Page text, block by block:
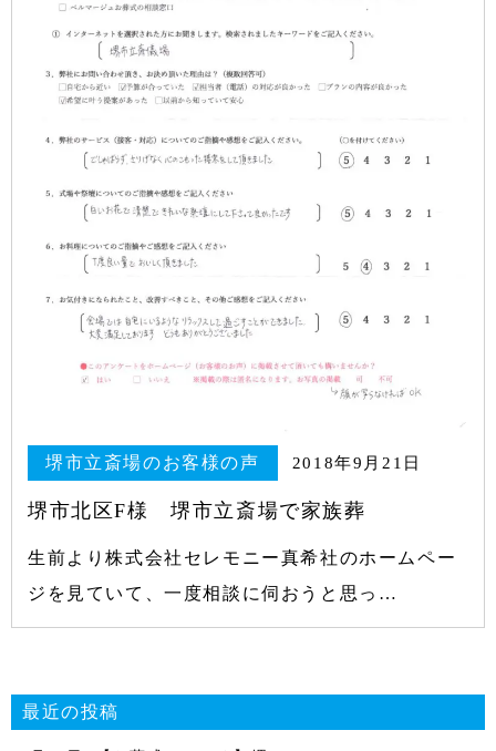
堺市立斎場のお客様の声 2018年9月21日
堺市北区F様 堺市立斎場で家族葬
生前より株式会社セレモニー真希社のホームペー
ジを見ていて、一度相談に伺おうと思っ…
最近の投稿